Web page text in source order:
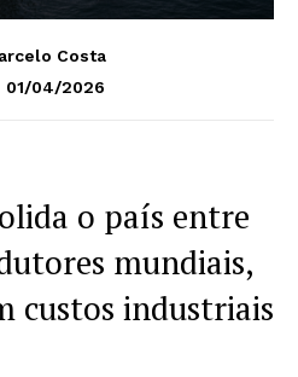
Costa
01/04/2026
o país entre
mundiais,
custos industriais